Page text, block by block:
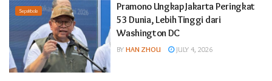
Sepakbola
Pramono Ungkap Jakarta Peringkat
53 Dunia, Lebih Tinggi dari
Washington DC
BY HAN ZHOU JULY 4, 2026